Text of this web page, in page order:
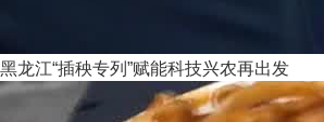
黑龙江“插秧专列”赋能科技兴农再出发